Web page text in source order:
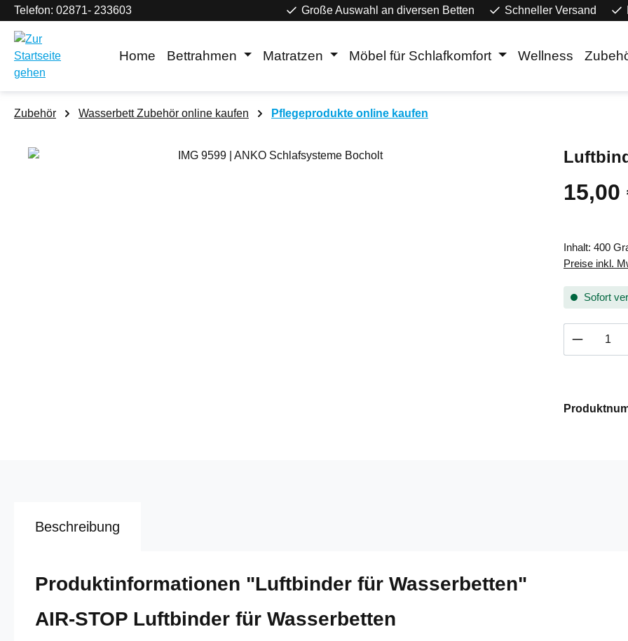
Hauptinhalt springen
Zur Suche springen
Zur Hauptnavigation springen
Telefon: 02871- 233603 Große Auswahl an diversen Betten Schneller Versand
Home Bettrahmen Matratzen Möbel für Schlafkomfort Wellness
Zubehör Wasserbett Zubehör online kaufen Pflegeprodukte online kaufen
Bildergalerie überspringen
Regulärer
15,00
Inhalt: 400
Preise inkl.
Sofort
Beschreibung
Produktinformationen "Luftbinder für Wasserbetten"
AIR-STOP Luftbinder für Wasserbetten